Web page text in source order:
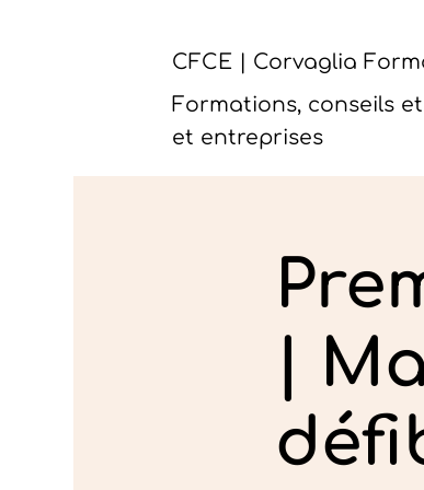
CFCE | Corvaglia
Formations, conseils
et entreprises
|